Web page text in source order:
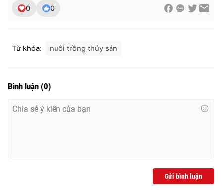
THỜI BÁO VTV
Cơ quan chủ quản:
Cơ quan báo chí:Thời báo VTV
024.38 355 931 - 024.38 355 932
0 0
Từ khóa: nuôi trồng thủy sản
Bình luận (0)
Gửi bình luận